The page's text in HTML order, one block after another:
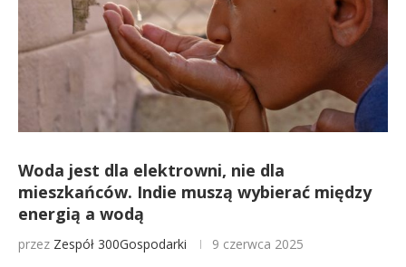
Woda jest dla elektrowni, nie dla
mieszkańców. Indie muszą wybierać między
energią a wodą
przez Zespół 300Gospodarki 9 czerwca 2025